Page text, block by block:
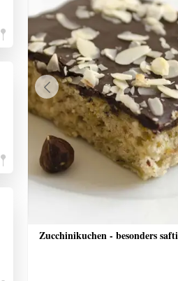
Zucchinikuchen - besonders
Previous